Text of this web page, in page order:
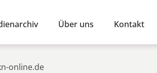
Über uns Kontakt
online.de